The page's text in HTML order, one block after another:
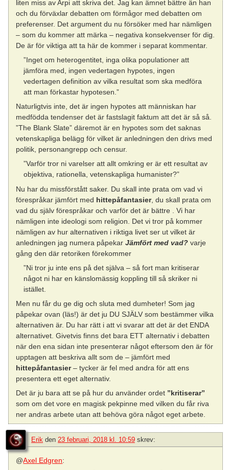
liten miss av Arpi att skriva det. Jag kan ämnet bättre än han
och du förväxlar debatten om förmågor med debatten om
preferenser. Det argument du nu försöker med har nämligen
– som du kommer att märka – negativa konsekvenser för dig.
De är för viktiga att ta här de kommer i separat kommentar.
”Inget om heterogentitet, inga olika populationer att
jämföra med, ingen vedertagen hypotes, ingen
vedertagen definition av vilka resultat som ska medföra
att man förkastar hypotesen.”
Naturligtvis inte, det är ingen hypotes att människan har
medfödda tendenser det är fastslagit faktum att det är så så.
”The Blank Slate” däremot är en hypotes som det saknas
vetenskapliga belägg för vilket är anledningen den drivs med
politik, personangrepp och censur.
”Varför tror ni varelser att allt omkring er är ett resultat av
objektiva, rationella, vetenskapliga humanister?”
Nu har du missförstått saker. Du skall inte prata om vad vi
förespråkar jämfört med hittepåfantasier, du skall prata om
vad du själv förespråkar och varför det är bättre . Vi har
nämligen inte ideologi som religion. Det vi tror på kommer
nämligen av hur alternativen i riktiga livet ser ut vilket är
anledningen jag numera påpekarJämfört med vad? varje
gång den där retoriken förekommer
”Ni tror ju inte ens på det själva – så fort man kritiserar
något ni har en känslomässig koppling till så skriker ni
istället.
Men nu får du ge dig och sluta med dumheter! Som jag
påpekar ovan (läs!) är det ju DU SJÄLV som bestämmer vilka
alternativen är. Du har rätt i att vi svarar att det är det ENDA
alternativet. Givetvis finns det bara ETT alternativ i debatten
när den ena sidan inte presenterar något eftersom den är för
upptagen att beskriva allt som de – jämfört med
hittepåfantasier– tycker är fel med andra för att ens
presentera ett eget alternativ.
Det är ju bara att se på hur du använder ordet ”kritiserar”
som om det vore en magisk pekpinne med vilken du får riva
ner andras arbete utan att behöva göra något eget arbete.
Erik den 23 februari, 2018 kl. 10:59 skrev:
@Axel Edgren: